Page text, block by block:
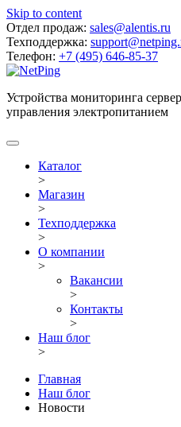
Skip to content
Отдел продаж: sales@alentis.ru
Техподдержка:
Телефон: +7 (495) 646-85-37
Устройства мониторинга
управления электропитанием
Каталог
>
Магазин
>
Техподдержка
>
О компании
>
Вакансии
>
Контакты
>
Наш блог
>
Главная
Наш блог
Новости